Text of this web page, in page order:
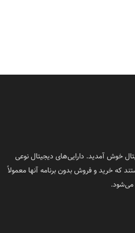
خوش آمدید. دارایی‌های دیجیتال نوعی
که خرید و فروش بدون برنامه آنها معمولاً
می‌شود.